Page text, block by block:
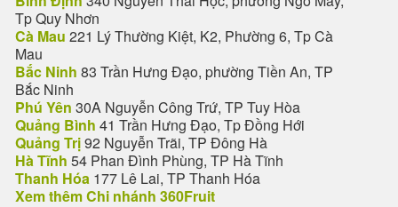
Tp Quy Nhơn
Cà Mau 221 Lý Thường Kiệt, K2, Phường 6, Tp Cà
Mau
Bắc Ninh 83 Trần Hưng Đạo, phường Tiền An, TP
Bắc Ninh
Phú Yên 30A Nguyễn Công Trứ, TP Tuy Hòa
Quảng Bình 41 Trần Hưng Đạo, Tp Đồng Hới
Quảng Trị92 Nguyễn Trãi, TP Đông Hà
Hà Tĩnh 54 Phan Đình Phùng, TP Hà Tĩnh
Thanh Hóa 177 Lê Lai, TP Thanh Hóa
Xem thêm Chi nhánh 360Fruit